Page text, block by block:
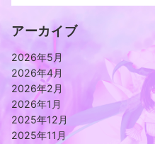
アーカイブ
2026年5月
2026年4月
2026年2月
2026年1月
2025年12月
2025年11月